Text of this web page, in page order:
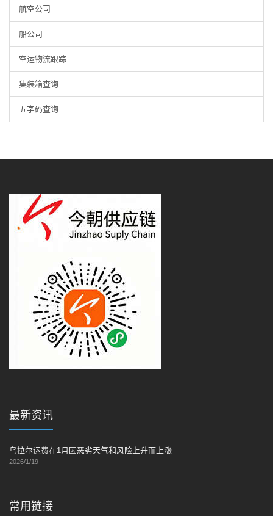
航空公司
船公司
空运物流跟踪
集装箱查询
五字码查询
最新资讯
乌拉尔运费在1月因恶劣天气和风险上升而上涨
2026/1/19
常用链接